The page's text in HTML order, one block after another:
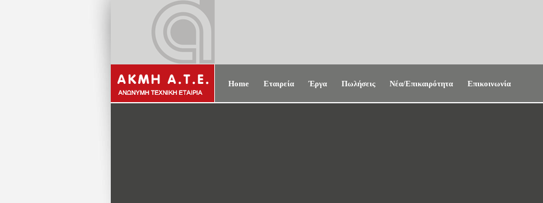
Home Εταιρεία Έργα Πωλήσεις Νέα/Επικαιρότητα Επικοινωνία